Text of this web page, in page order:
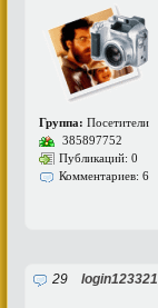
Группа: Посетители
385897752
Публикаций: 0
Комментариев: 6
29 login123321